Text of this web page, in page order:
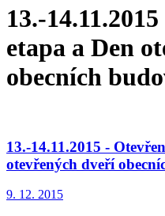
13.-
etapa a Den
obecních
13.-14.11.2015 -
otevřených dveří
9. 12. 2015